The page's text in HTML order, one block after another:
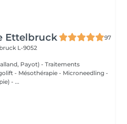
Ettelbruck
97
L-9052
Payot) - Traitements
- Mésothérapie - Microneedling -
- ...